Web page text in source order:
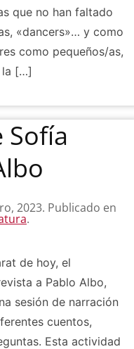
que no han faltado
«dancers»… y como
como pequeños/as,
la […]
Sofía
2023. Publicado en
.
de hoy, el
a Pablo Albo,
sesión de narración
cuentos,
Esta actividad